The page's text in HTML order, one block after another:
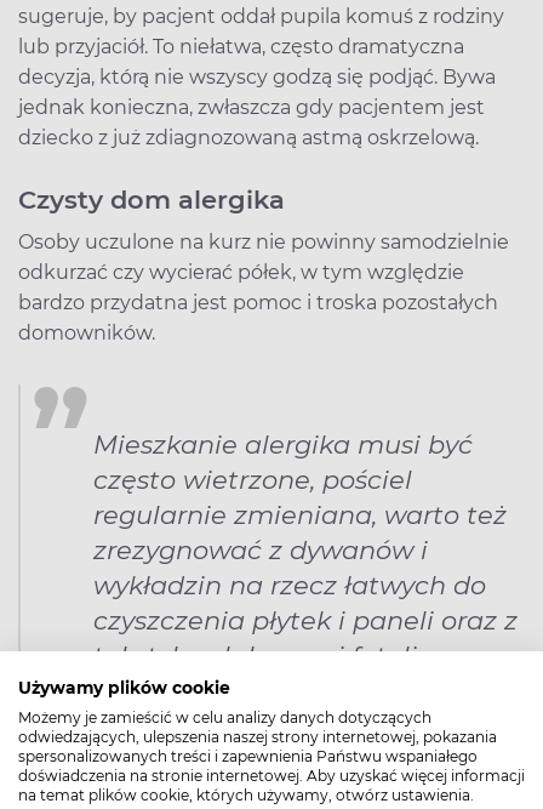
Używamy plików cookie
Możemy je zamieścić w celu analizy danych dotyczących
odwiedzających, ulepszenia naszej strony internetowej, pokazania
spersonalizowanych treści i zapewnienia Państwu wspaniałego
doświadczenia na stronie internetowej. Aby uzyskać więcej informacji
na temat plików cookie, których używamy, otwórz ustawienia.
sugeruje, by pacjent oddał pupila komuś z rodziny
lub przyjaciół. To niełatwa, często dramatyczna
decyzja, którą nie wszyscy godzą się podjąć. Bywa
jednak konieczna, zwłaszcza gdy pacjentem jest
dziecko z już zdiagnozowaną astmą oskrzelową.
Czysty dom alergika
Osoby uczulone na kurz nie powinny samodzielnie
odkurzać czy wycierać półek, w tym względzie
bardzo przydatna jest pomoc i troska pozostałych
domowników.
Mieszkanie alergika musi być
często wietrzone, pościel
regularnie zmieniana, warto też
zrezygnować z dywanów i
wykładzin na rzecz łatwych do
czyszczenia płytek i paneli oraz z
tekstylnych kanap i foteli na
rzecz skórzanej, łatwej do
przecierania tapicerki.
Zamiast zasłon zalecane są żaluzje i rolety, zwłaszcza